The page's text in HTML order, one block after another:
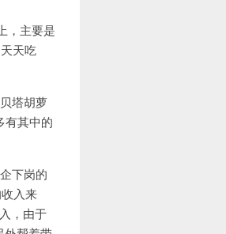
，主要是
天吃
塔胡萝
有其中的
下岗的
入来
，由于